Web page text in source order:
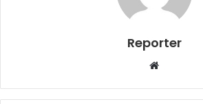
Reporter
Website